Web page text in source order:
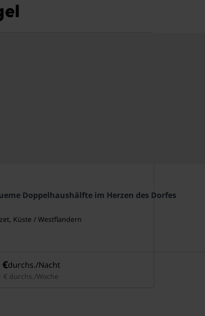
Doppelhaushälfte im Herzen des Dorfes
Küste / Westflandern
€durchs./Nacht
€ durchs./Woche